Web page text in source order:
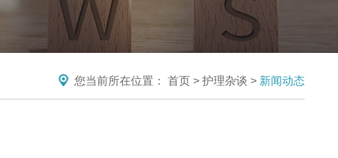
您当前所在位置： 首页 > 护理杂谈 > 新闻动态